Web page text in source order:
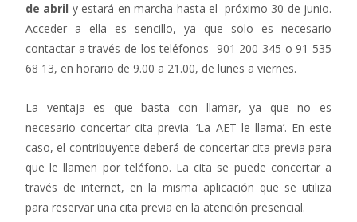
de abril y estará en marcha hasta el próximo 30 de junio.
Acceder a ella es sencillo, ya que solo es necesario
contactar a través de los teléfonos 901 200 345 o 91 535
68 13, en horario de 9.00 a 21.00, de lunes a viernes.
La ventaja es que basta con llamar, ya que no es
necesario concertar cita previa. ‘La AET le llama’. En este
caso, el contribuyente deberá de concertar cita previa para
que le llamen por teléfono. La cita se puede concertar a
través de internet, en la misma aplicación que se utiliza
para reservar una cita previa en la atención presencial.